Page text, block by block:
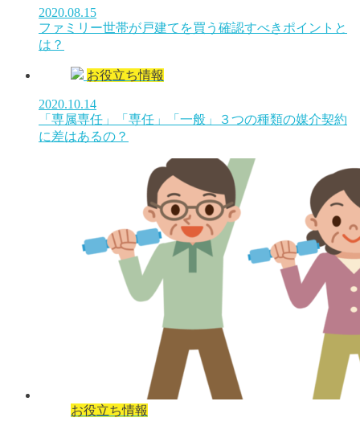
2020.08.15
ファミリー世帯が戸建てを買う確認すべきポイントと
は？
お役立ち情報
2020.10.14
「専属専任」「専任」「一般」３つの種類の媒介契約
に差はあるの？
お役立ち情報